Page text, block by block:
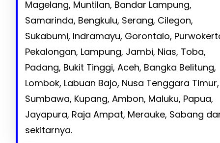
Magelang, Muntilan, Bandar Lampung,
Samarinda, Bengkulu, Serang, Cilegon,
Sukabumi, Indramayu, Gorontalo,
Pekalongan, Lampung, Jambi, Nias, Toba,
Padang, Bukit Tinggi, Aceh, Bangka Belitung,
Lombok, Labuan Bajo, Nusa Tenggara Timur,
Sumbawa, Kupang, Ambon, Maluku, Papua,
Jayapura, Raja Ampat, Merauke, Sabang
sekitarnya.